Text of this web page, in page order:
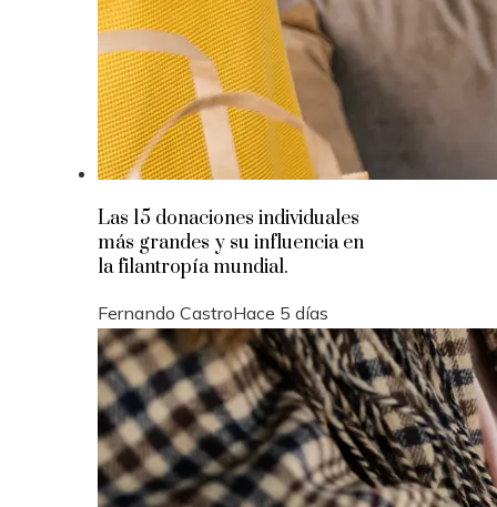
Las 15 donaciones individuales
más grandes y su influencia en
la filantropía mundial.
Fernando CastroHace 5 días